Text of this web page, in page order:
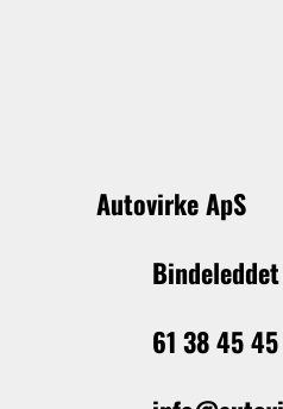
Autovirke ApS
61 38 45 45